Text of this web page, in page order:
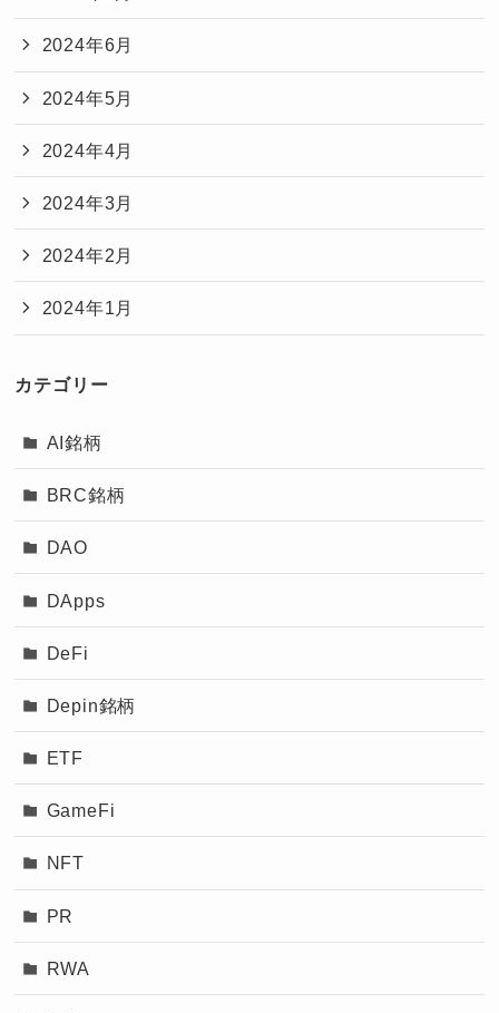
2024年6月
2024年5月
2024年4月
2024年3月
2024年2月
2024年1月
カテゴリー
AI銘柄
BRC銘柄
DAO
DApps
DeFi
Depin銘柄
ETF
GameFi
NFT
PR
RWA